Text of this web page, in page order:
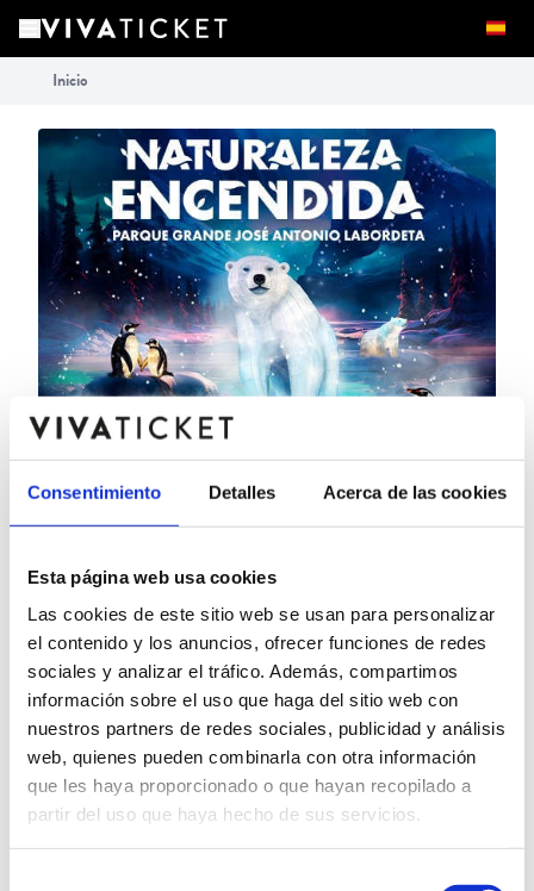
Consentimiento Detalles Acerca de las cookies
Esta página web usa cookies
Las cookies de este sitio web se usan para personalizar
el contenido y los anuncios, ofrecer funciones de redes
sociales y analizar el tráfico. Además, compartimos
información sobre el uso que haga del sitio web con
nuestros partners de redes sociales, publicidad y análisis
web, quienes pueden combinarla con otra información
que les haya proporcionado o que hayan recopilado a
partir del uso que haya hecho de sus servicios.
Inicio
NATURALEZA ENCENDIDA-
ZARAGOZA
Descripción
NATURALEZA ENCENDIDA- ZARAGOZA